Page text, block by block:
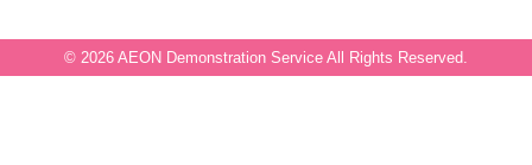
© 2026 AEON Demonstration Service All Rights Reserved.